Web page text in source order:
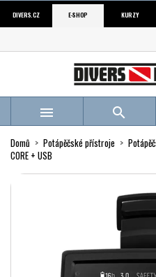
DIVERS.CZ E-SHOP KURZY
 
Domů Potápěčské přístroje
CORE + USB